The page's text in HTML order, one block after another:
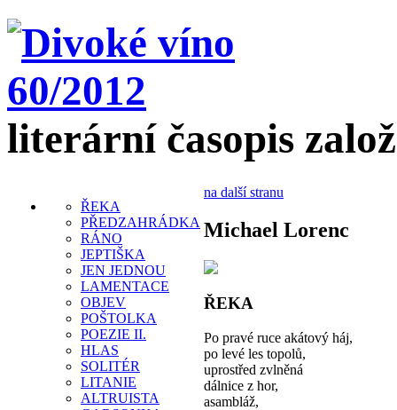
literární časopis
ŘEKA
PŘEDZAHRÁDKA
RÁNO
JEPTIŠKA
JEN JEDNOU
LAMENTACE
OBJEV
POŠTOLKA
POEZIE II.
HLAS
SOLITÉR
LITANIE
ALTRUISTA
na další stranu
Michael Lorenc
ŘEKA
Po pravé ruce akátový háj,
po levé les topolů,
uprostřed zvlněná
dálnice z hor,
asambláž,